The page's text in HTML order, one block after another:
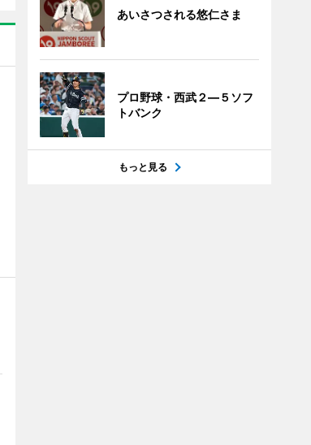
あいさつされる悠仁さま
プロ野球・西武２―５ソフ
トバンク
もっと見る